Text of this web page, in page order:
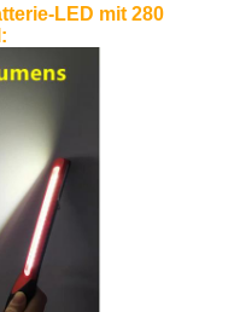
LED mit 280